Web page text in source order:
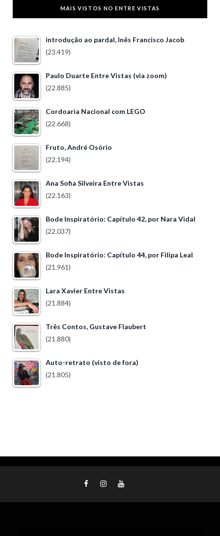
MAIS VISTOS NO ENTRE VISTAS
introdução ao pardal, Inês Francisco Jacob
(23.419)
Paulo Duarte Entre Vistas (via zoom)
(22.885)
Cordoaria Nacional com LEGO
(22.668)
Fruto, André Osório
(22.194)
Ana Sofia Silveira Entre Vistas
(22.163)
Bode Inspiratório: Capítulo 42, por Nara Vidal
(22.037)
Bode Inspiratório: Capítulo 44, por Filipa Leal
(21.961)
Lara Xavier Entre Vistas
(21.884)
Três Contos, Gustave Flaubert
(21.880)
Auto-retrato (visto de fora)
(21.805)